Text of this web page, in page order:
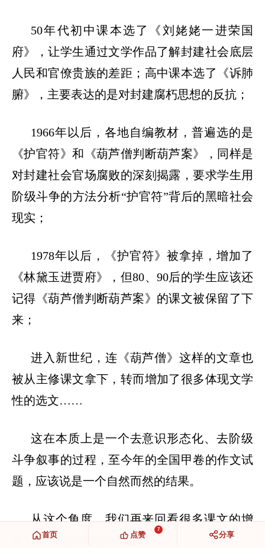
50年代初中课本选了《刘姥姥一进荣国
府》，让学生通过文学作品了解封建社会底层
人民和官僚贵族的差距；高中课本选了《诉肺
腑》，主要表达的是对封建腐朽思想的反抗；
1966年以后，各地自编教材，普遍选的是
《护官符》和《葫芦僧判断葫芦案》，同样是
对封建社会官场腐败的深刻揭露，要求学生用
阶级斗争的方法分析“护官符”背后的黑暗社会
现实；
1978年以后，《护官符》被拿掉，增加了
《林黛玉进贾府》，但80、90后的学生应该还
记得《葫芦僧判断葫芦案》的课文被保留了下
来；
进入新世纪，连《葫芦僧》这样的文章也
被从主修课文拿下，转而增加了很多体现文学
性的选文……
这在本质上是一个去意识形态化、去阶级
斗争叙事的过程，至今年的全国甲卷的作文试
题，应该说是一个自然而然的结果。
从这个角度，我们再来回看很多课文的增
删，其实也就更容易理解了。
首页
7
点赞 分享